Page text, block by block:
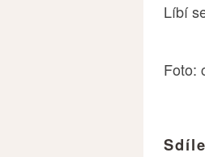
Líbí
Foto: